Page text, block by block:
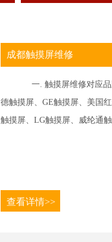
成都触摸屏维修
一. 触摸屏维修对应品
德触摸屏、GE触摸屏、美国
触摸屏、LG触摸屏、威纶通
查看详情>>